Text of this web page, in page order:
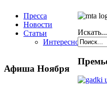
Пресса
Новости
Статьи
Интересное
Афиша Ноября
Искать...